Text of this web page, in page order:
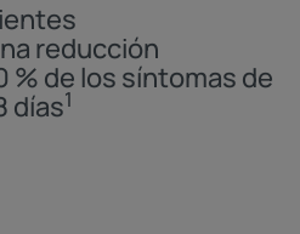
reducción
% de los síntomas de
días1